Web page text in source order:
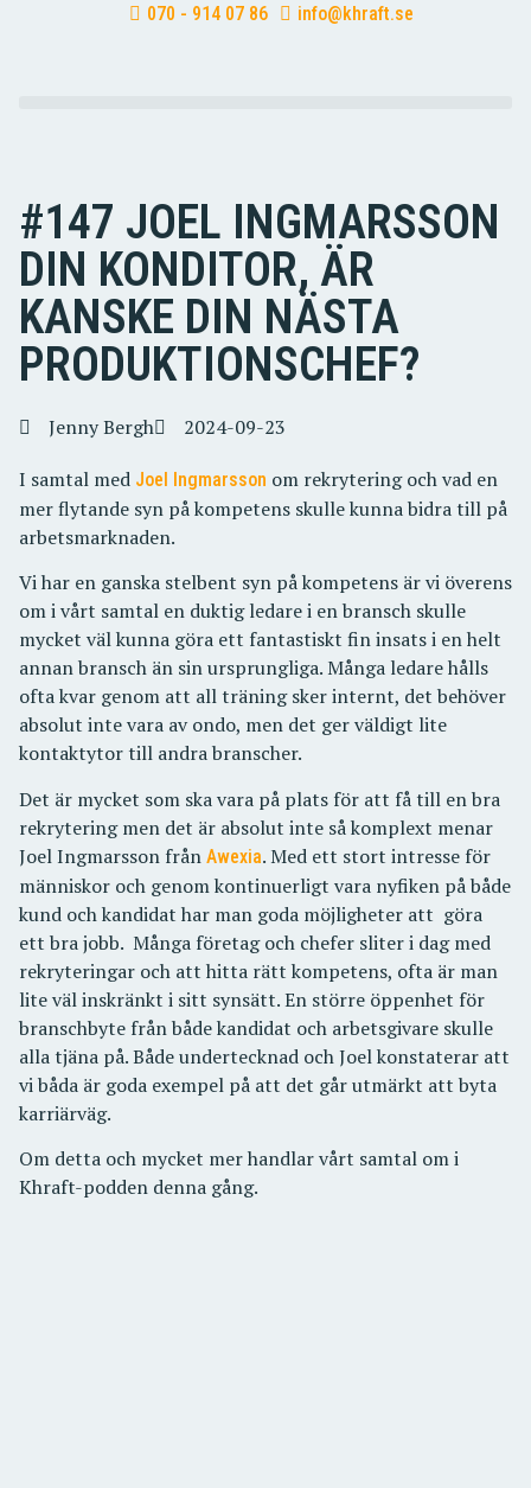
070 - 914 07 86 info@khraft.se
#147 JOEL INGMARSSON
DIN KONDITOR, ÄR
KANSKE DIN NÄSTA
PRODUKTIONSCHEF?
Jenny Bergh
2024-09-23
I samtal med Joel Ingmarsson om rekrytering och vad en
mer flytande syn på kompetens skulle kunna bidra till på
arbetsmarknaden.
Vi har en ganska stelbent syn på kompetens är vi överens
om i vårt samtal en duktig ledare i en bransch skulle
mycket väl kunna göra ett fantastiskt fin insats i en helt
annan bransch än sin ursprungliga. Många ledare hålls
ofta kvar genom att all träning sker internt, det behöver
absolut inte vara av ondo, men det ger väldigt lite
kontaktytor till andra branscher.
Det är mycket som ska vara på plats för att få till en bra
rekrytering men det är absolut inte så komplext menar
Joel Ingmarsson från Awexia. Med ett stort intresse för
människor och genom kontinuerligt vara nyfiken på både
kund och kandidat har man goda möjligheter att göra
ett bra jobb. Många företag och chefer sliter i dag med
rekryteringar och att hitta rätt kompetens, ofta är man
lite väl inskränkt i sitt synsätt. En större öppenhet för
branschbyte från både kandidat och arbetsgivare skulle
alla tjäna på. Både undertecknad och Joel konstaterar att
vi båda är goda exempel på att det går utmärkt att byta
karriärväg.
Om detta och mycket mer handlar vårt samtal om i
Khraft-podden denna gång.